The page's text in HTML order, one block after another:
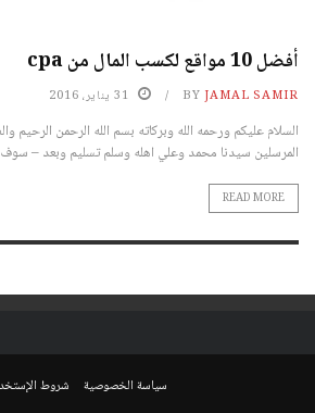
أفضل 10 مواقع لكسب المال من cpa
BY JAMAL SAMIR 31 يناير، 2016
السلام عليكم ورحمه الله وبركاته بسم الله الرحمن الرحيم
المرسلين سيدنا محمد وعلي اهله وسلم تسليم وبعد –
READ MORE
سياسة الخصوصية شروط